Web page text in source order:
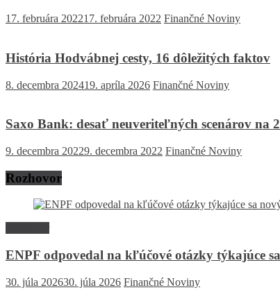
17. februára 202217. februára 2022 Finančné Noviny
História Hodvábnej cesty, 16 dôležitých faktov
8. decembra 202419. apríla 2026 Finančné Noviny
Saxo Bank: desať neuveriteľných scenárov na
9. decembra 20229. decembra 2022 Finančné Noviny
Rozhovor
ENPF odpovedal na kľúčové otázky týkajúce
30. júla 202630. júla 2026 Finančné Noviny